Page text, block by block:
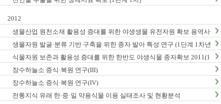
2012
생물산업 원천소재 활용성 증대를 위한 야생생물 유전자원 확보 용역사
업 (2012년)
생물자원 발굴·분류 기반 구축을 위한 종자 발아 특성 연구 (1단계 1차년
도)
식물자원 보존과 활용성 증대를 위한 한반도 야생식물 종자확보 2011(1
단계1차년도)
장수하늘소 증식·복원 연구(III)
장수하늘소 증식·복원 연구(IV)
전통지식 유래 한·중·일 약용식물 이용 실태조사 및 현황분석